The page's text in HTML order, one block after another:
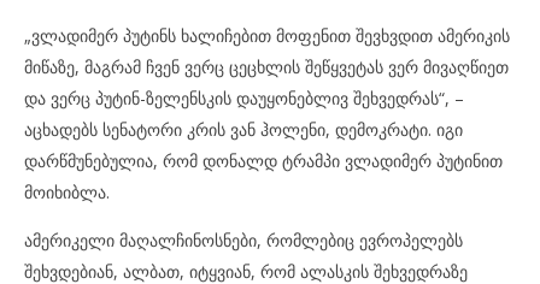
„ვლადიმერ პუტინს ხალიჩებით მოფენით შევხვდით ამერიკის
მიწაზე, მაგრამ ჩვენ ვერც ცეცხლის შეწყვეტას ვერ მივაღწიეთ
და ვერც პუტინ-ზელენსკის დაუყონებლივ შეხვედრას“, –
აცხადებს სენატორი კრის ვან ჰოლენი, დემოკრატი. იგი
დარწმუნებულია, რომ დონალდ ტრამპი ვლადიმერ პუტინით
მოიხიბლა.
ამერიკელი მაღალჩინოსნები, რომლებიც ევროპელებს
შეხვდებიან, ალბათ, იტყვიან, რომ ალასკის შეხვედრაზე